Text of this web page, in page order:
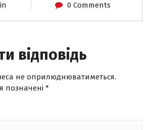
0 Comments
відповідь
не оприлюднюватиметься.
позначені *